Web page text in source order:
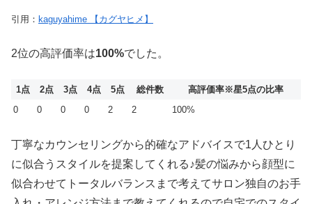
引用： kaguyahime 【カグヤヒメ】
2位の高評価率は100%でした。
1点 2点 3点 4点 5点 総件数 高評価率※星5点の比率
0
0 0 0 2 2 100%
丁寧なカウンセリングから的確なアドバイスで1人ひとり
に似合うスタイルを提案してくれる♪髪の悩みから顔型に
似合わせてトータルバランスまで考えてサロン独自のお手